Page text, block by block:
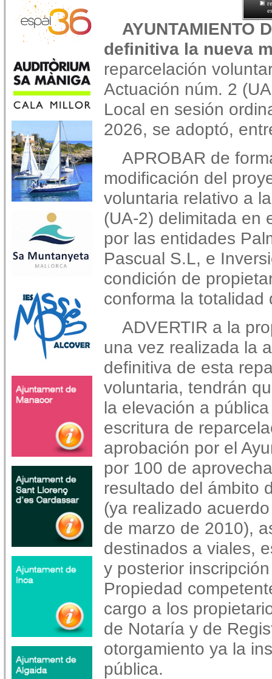
AYUNTAMIENTO
definitiva la nueva
reparcelación
Actuación núm. 2
Local en sesión
2026, se adoptó,
APROBAR de
modificación del
voluntaria relativo a
(UA-2) delimitada en
por las entidades
Pascual S.L, e
condición de
conforma la totalidad
ADVERTIR a la
una vez realizada la
definitiva de esta
voluntaria, tendrán
la elevación a
escritura de
aprobación por el
por 100 de
resultado del ámbito
(ya realizado
de marzo de 2010),
destinados a viales,
y posterior
Propiedad
cargo a los
de Notaría y de
otorgamiento ya la
pública.